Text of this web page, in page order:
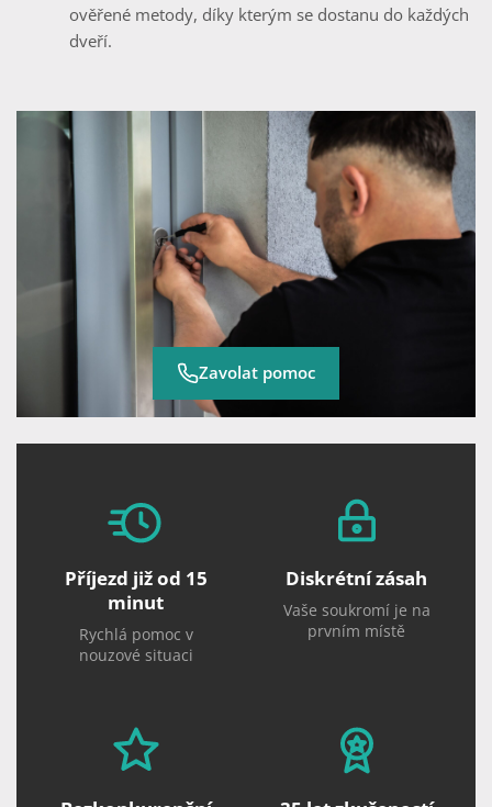
ověřené metody, díky kterým se dostanu do každých
dveří.
Zavolat pomoc
Příjezd již od 15
minut
Rychlá pomoc v
nouzové situaci
Diskrétní zásah
Vaše soukromí je na
prvním místě